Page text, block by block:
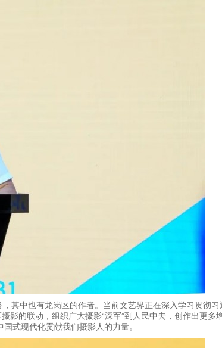
其中也有龙岗区的作者。当前文艺界正在深入学习贯彻习
影的联动，组织广大摄影“深军”到人民中去，创作出更多
式现代化贡献我们摄影人的力量。